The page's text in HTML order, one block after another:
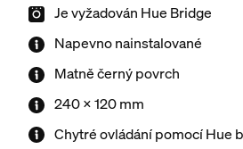
Je vyžadován Hue Bridge
Napevno nainstalované
Matně černý povrch
240 × 120 mm
Chytré ovládání pomocí Hue